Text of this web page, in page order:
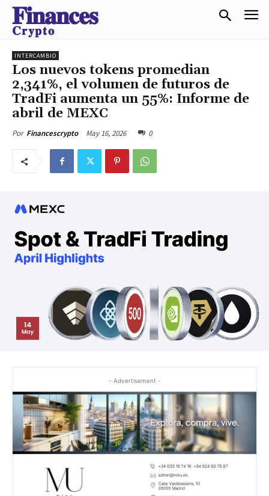
𝐅𝐢𝐧𝐚𝐧𝐜𝐞𝐬
𝐂𝐫𝐲𝐩𝐭𝐨
INTERCAMBIO
Los nuevos tokens promedian
2,341%, el volumen de futuros de
TradFi aumenta un 55%: Informe de
abril de MEXC
Por Financescrypto May 16, 2026 0
- Advertisement -